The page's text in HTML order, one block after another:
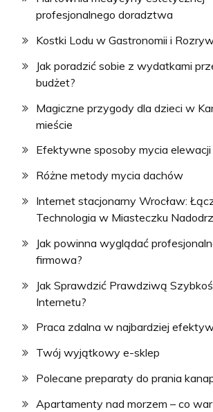
profesjonalnego doradztwa
Kostki Lodu w Gastronomii i
Jak poradzić sobie z wydatkami
budżet?
Magiczne przygody dla dzieci w
mieście
Efektywne sposoby mycia elewacji
Różne metody mycia dachów
Internet stacjonarny Wrocław:
Technologia w Miasteczku
Jak powinna wyglądać
firmowa?
Jak Sprawdzić Prawdziwą
Internetu?
Praca zdalna w najbardziej
Twój wyjątkowy e-sklep
Polecane preparaty do prania
Apartamenty nad morzem – co